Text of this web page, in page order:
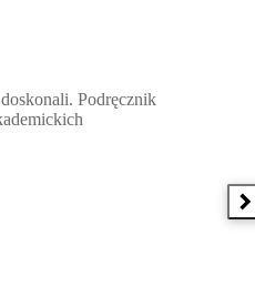
Podręcznik nauczycieli
Podręcznik